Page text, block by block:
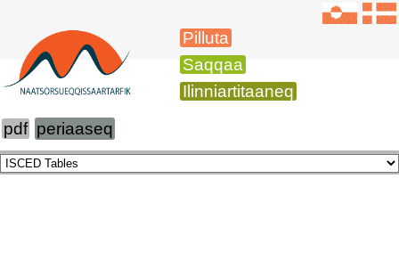
Pilluta
Saqqaa
Ilinniartitaaneq
pdf periaaseq